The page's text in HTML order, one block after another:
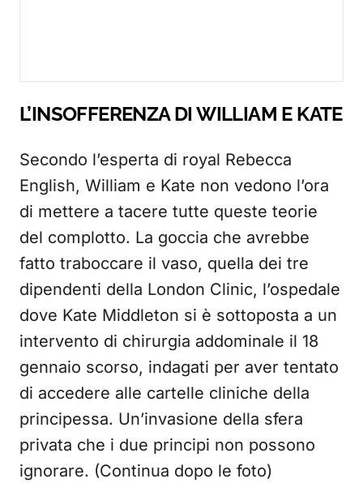
L’INSOFFERENZA DI WILLIAM E KATE
Secondo l’esperta di royal Rebecca
English, William e Kate non vedono l’ora
di mettere a tacere tutte queste teorie
del complotto. La goccia che avrebbe
fatto traboccare il vaso, quella dei tre
dipendenti della London Clinic, l’ospedale
dove Kate Middleton si è sottoposta a un
intervento di chirurgia addominale il 18
gennaio scorso, indagati per aver tentato
di accedere alle cartelle cliniche della
principessa. Un’invasione della sfera
privata che i due principi non possono
ignorare. (Continua dopo le foto)